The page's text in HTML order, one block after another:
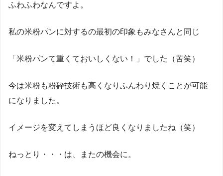
ふわふわなんですよ。
私の米粉パンに対するの最初の印象もみなさんと同じ
「米粉パンて重くておいしくない！」でした（苦笑）
今は米粉も粉砕技術も高くなりふんわり焼くことが可能
になりました。
イメージを変えてしまうほど良くなりましたね（笑）
ねっとり・・・は、またの機会に。